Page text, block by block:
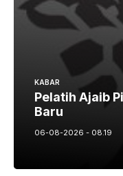
KABAR
Pelatih Ajaib
Baru
06-08-2026 - 08.19